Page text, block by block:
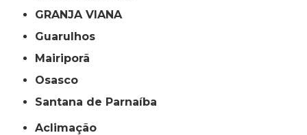
GRANJA VIANA
Guarulhos
Mairiporã
Osasco
Santana de Parnaíba
Aclimação